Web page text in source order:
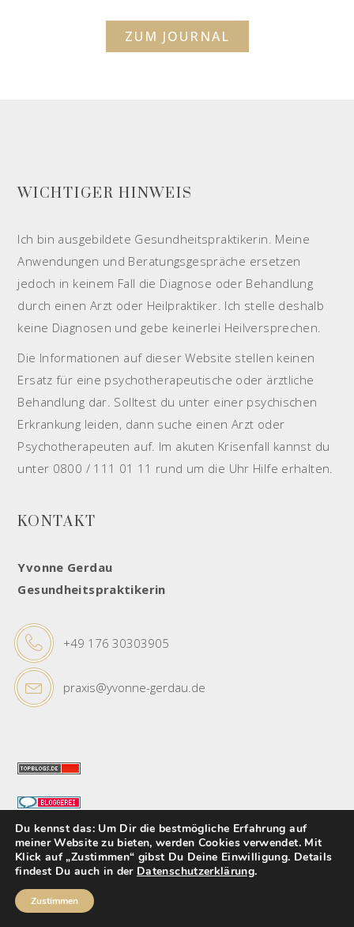
ZUM JOURNAL
WICHTIGER HINWEIS
Ich bin ausgebildete Gesundheitspraktikerin. Meine
Anwendungen und Beratungsgespräche ersetzen
jedoch in keinem Fall die Diagnose oder Behandlung
durch einen Arzt oder Heilpraktiker. Ich stelle deshalb
keine Diagnosen und gebe keinerlei Heilversprechen.
Die Informationen auf dieser Website stellen keinen
Ersatz für eine psychotherapeutische oder ärztliche
Behandlung dar. Solltest du unter einer psychischen
Erkrankung leiden, dann suche einen Arzt oder
Psychotherapeuten auf. Im akuten Krisenfall kannst du
unter 0800 / 111 01 11 rund um die Uhr Hilfe erhalten.
KONTAKT
Yvonne Gerdau
Gesundheitspraktikerin
+49 176 30303905
praxis@yvonne-gerdau.de
KUNDENSTIMMEN
Du kennst das: Um Dir die bestmögliche Erfahrung auf
meiner Website zu bieten, werden Cookies verwendet. Mit
Klick auf „Zustimmen“ gibst Du Deine Einwilligung. Details
findest Du auch in der Datenschutzerklärung.
Zustimmen